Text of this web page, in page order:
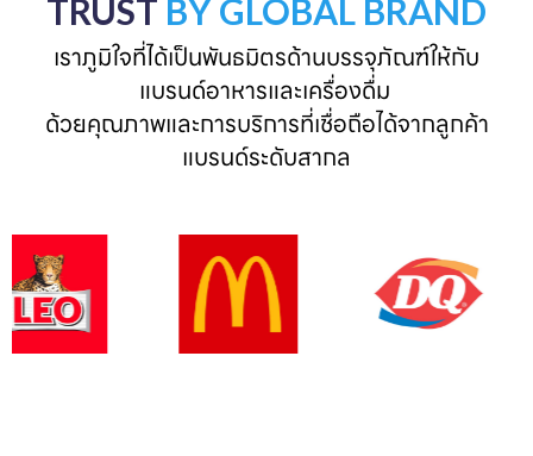
TRUST BY GLOBAL BRAND
เราภูมิใจที่ได้เป็นพันธมิตรด้านบรรจุภัณฑ์ให้กับ
แบรนด์อาหารและเครื่องดื่ม
ด้วยคุณภาพและการบริการที่เชื่อถือได้จากลูกค้า
แบรนด์ระดับสากล